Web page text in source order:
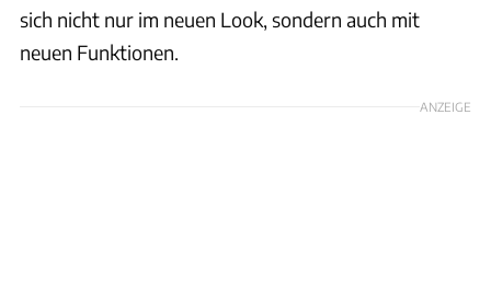
sich nicht nur im neuen Look, sondern auch mit
neuen Funktionen.
ANZEIGE